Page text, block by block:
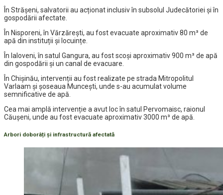
În Strășeni, salvatorii au acționat inclusiv în subsolul Judecătoriei și în
gospodării afectate.
În Nisporeni, în Vărzărești, au fost evacuate aproximativ 80 m³ de
apă din instituții și locuințe.
În Ialoveni, în satul Gangura, au fost scoși aproximativ 900 m³ de apă
din gospodării și un canal de evacuare.
În Chișinău, intervenții au fost realizate pe strada Mitropolitul
Varlaam și șoseaua Muncești, unde s-au acumulat volume
semnificative de apă.
Cea mai amplă intervenție a avut loc în satul Pervomaisc, raionul
Căușeni, unde au fost evacuate aproximativ 3000 m³ de apă.
Arbori doborâți și infrastructură afectată